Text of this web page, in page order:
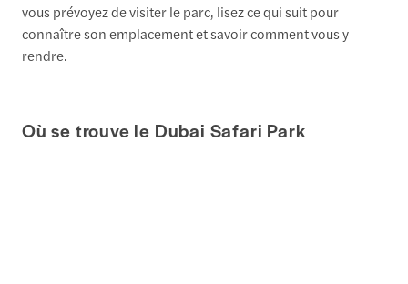
vous prévoyez de visiter le parc, lisez ce qui suit pour
connaître son emplacement et savoir comment vous y
rendre.
Où se trouve le Dubai Safari Park